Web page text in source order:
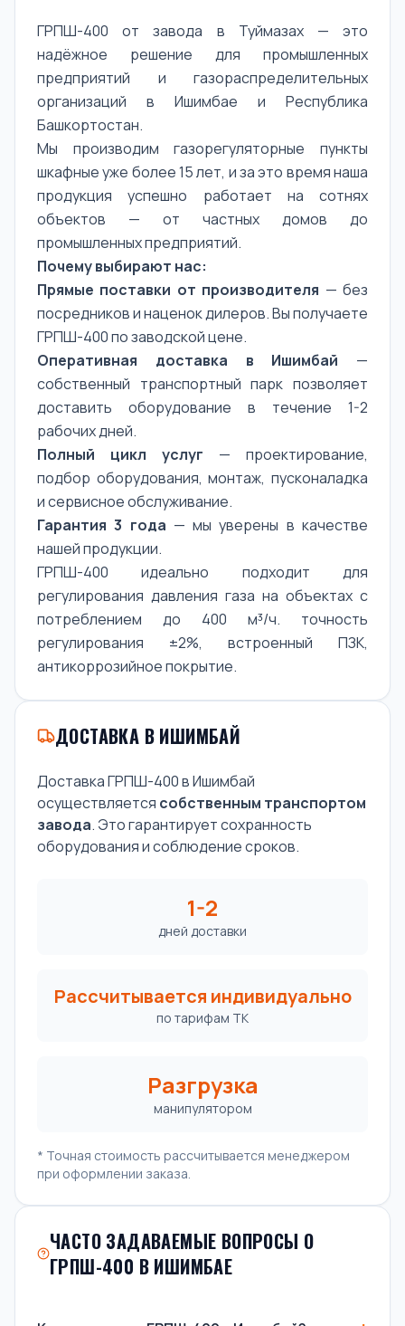
ГРПШ-400 от завода в Туймазах — это
надёжное решение для промышленных
предприятий и газораспределительных
организаций в Ишимбае и Республика
Башкортостан.
Мы производим газорегуляторные пункты
шкафные уже более 15 лет, и за это время наша
продукция успешно работает на сотнях
объектов — от частных домов до
промышленных предприятий.
Почему выбирают нас:
Прямые поставки от производителя — без
посредников и наценок дилеров. Вы получаете
ГРПШ-400 по заводской цене.
Оперативная доставка в Ишимбай —
собственный транспортный парк позволяет
доставить оборудование в течение 1-2
рабочих дней.
Полный цикл услуг — проектирование,
подбор оборудования, монтаж, пусконаладка
и сервисное обслуживание.
Гарантия 3 года — мы уверены в качестве
нашей продукции.
ГРПШ-400 идеально подходит для
регулирования давления газа на объектах с
потреблением до 400 м³/ч. точность
регулирования ±2%, встроенный ПЗК,
антикоррозийное покрытие.
ДОСТАВКА В ИШИМБАЙ
Доставка ГРПШ-400 в Ишимбай
осуществляется собственным транспортом
завода. Это гарантирует сохранность
оборудования и соблюдение сроков.
1-2
дней доставки
Рассчитывается индивидуально
по тарифам ТК
Разгрузка
манипулятором
* Точная стоимость рассчитывается менеджером
при оформлении заказа.
ЧАСТО ЗАДАВАЕМЫЕ ВОПРОСЫ О
ГРПШ-400 В ИШИМБАЕ